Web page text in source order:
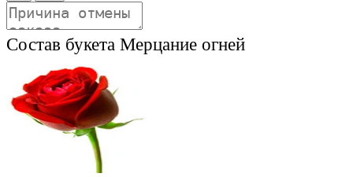
Состав букета Мерцание огней